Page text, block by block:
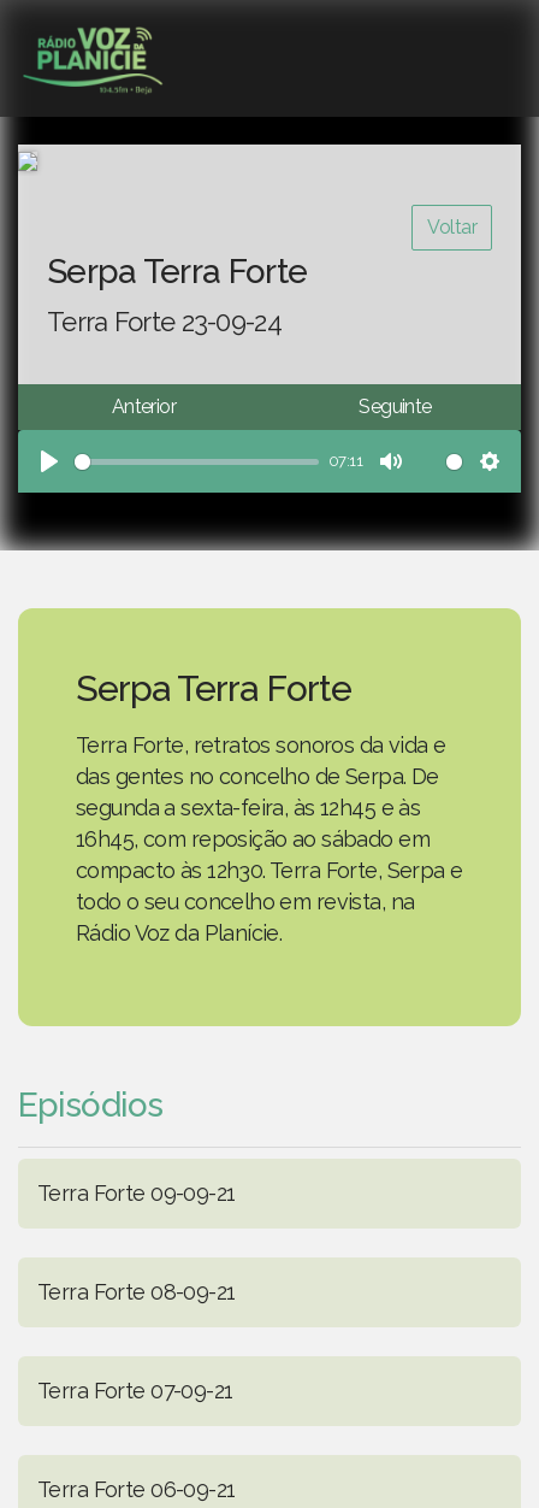
Voltar
Serpa Terra Forte
Terra Forte 23-09-24
Anterior Seguinte
Play
07:11
Mute
Serpa Terra Forte
Terra Forte, retratos sonoros da vida e
das gentes no concelho de Serpa. De
segunda a sexta-feira, às 12h45 e às
16h45, com reposição ao sábado em
compacto às 12h30. Terra Forte, Serpa e
todo o seu concelho em revista, na
Rádio Voz da Planície.
Episódios
Terra Forte 09-09-21
Terra Forte 08-09-21
Terra Forte 07-09-21
Terra Forte 06-09-21